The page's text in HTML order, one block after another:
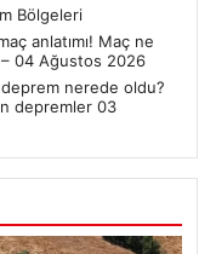
Bölgeleri
anlatımı! Maç ne
– 04 Ağustos 2026
nerede oldu?
depremler 03